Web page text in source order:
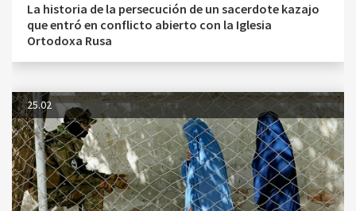
La historia de la persecución de un sacerdote kazajo
que entró en conflicto abierto con la Iglesia
Ortodoxa Rusa
25.02